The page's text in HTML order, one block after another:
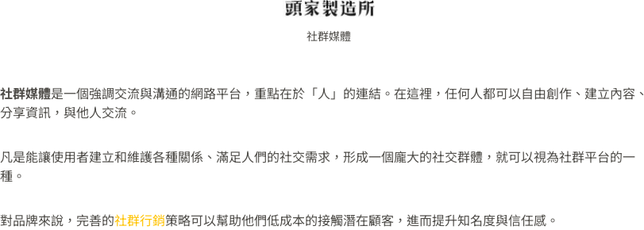
社群媒體
社群媒體是一個強調交流與溝通的網路平台，重點在於「人」的連結。在這裡，任何人都可以自由創作、建立內容、
分享資訊，與他人交流。
凡是能讓使用者建立和維護各種關係、滿足人們的社交需求，形成一個龐大的社交群體，就可以視為社群平台的一
種。
對品牌來說，完善的社群行銷策略可以幫助他們低成本的接觸潛在顧客，進而提升知名度與信任感。